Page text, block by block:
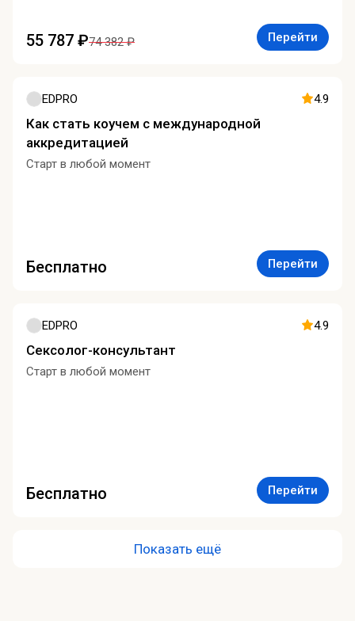
55 787 ₽74 382 ₽ Перейти
EDPRO 4.9
Как стать коучем с международной
аккредитацией
Старт в любой момент
Бесплатно Перейти
EDPRO 4.9
Сексолог-консультант
Старт в любой момент
Бесплатно Перейти
Показать ещё